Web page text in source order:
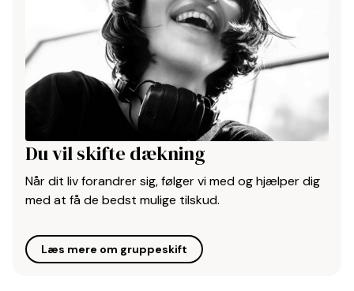
Du vil skifte dækning
Når dit liv forandrer sig, følger vi med og hjælper dig
med at få de bedst mulige tilskud.
Læs mere om gruppeskift